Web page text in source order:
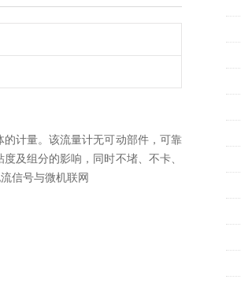
计量。该流量计无可动部件，可靠
及组分的影响，同时不堵、不卡、
信号与微机联网